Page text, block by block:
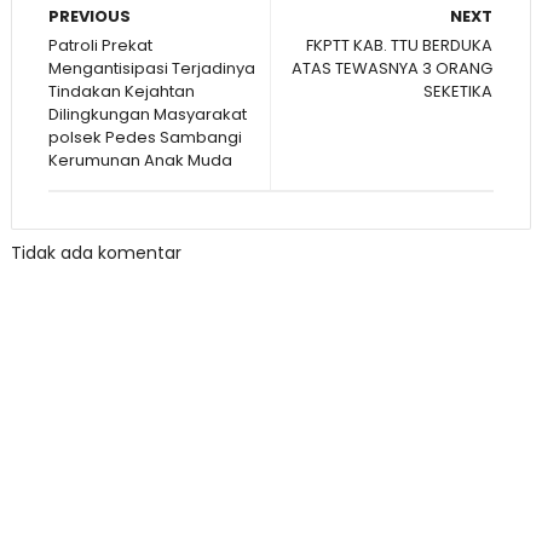
NEXT
FKPTT KAB. TTU BERDUKA
ATAS TEWASNYA 3 ORANG
SEKETIKA
PREVIOUS
Patroli Prekat
Mengantisipasi Terjadinya
Tindakan Kejahtan
Dilingkungan Masyarakat
polsek Pedes Sambangi
Kerumunan Anak Muda
Tidak ada komentar